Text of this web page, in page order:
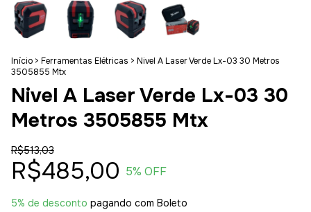
Início > Ferramentas Elétricas > Nivel A Laser Verde Lx-03 30 Metros
3505855 Mtx
Nivel A Laser Verde Lx-03 30
Metros 3505855 Mtx
R$513,03
R$485,00 5% OFF
5% de desconto pagando com Boleto